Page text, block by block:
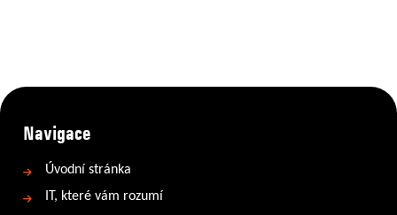
Navigace
Úvodní stránka
IT, které vám rozumí